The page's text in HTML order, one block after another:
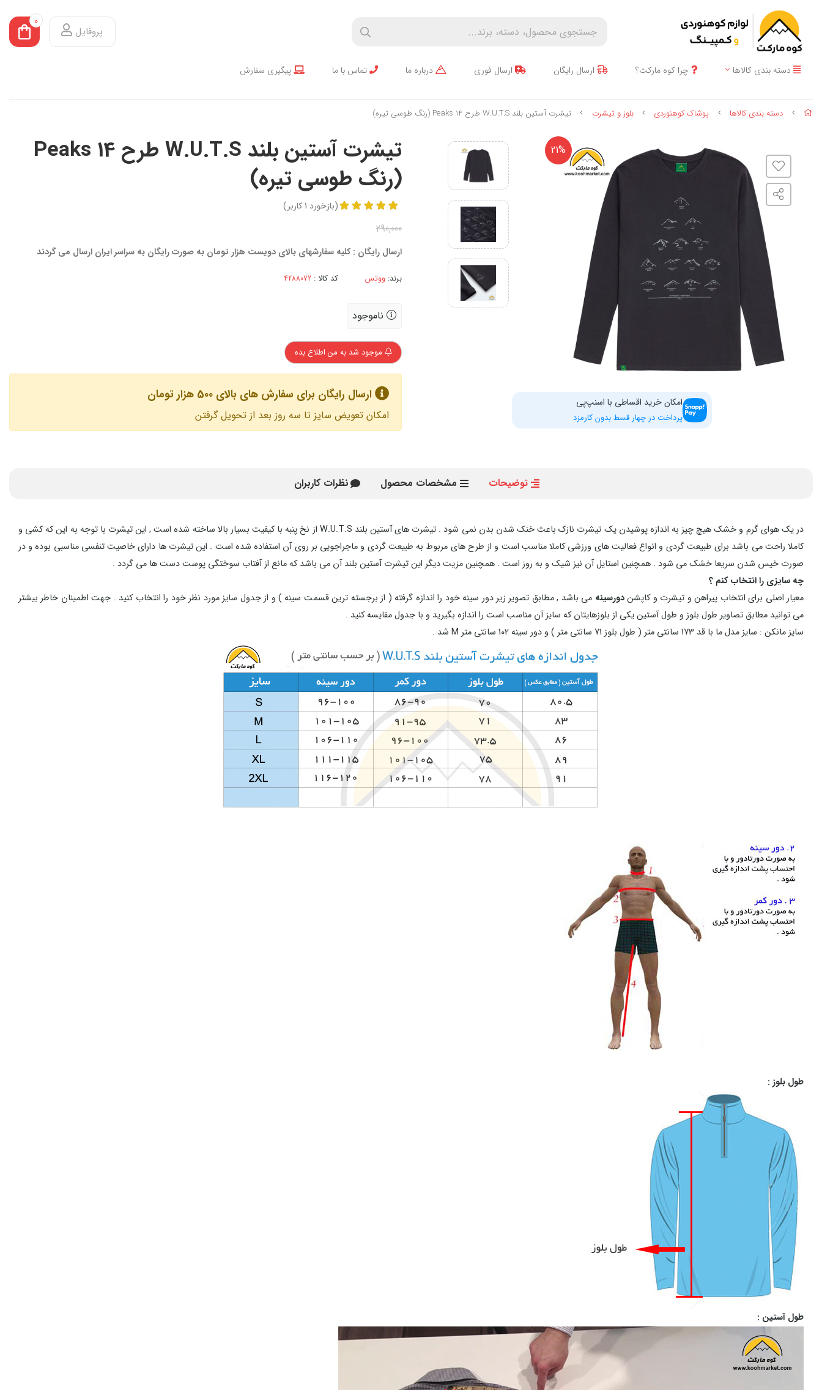
پروفایل
0
دسته بندی کالاها چرا کوه مارکت؟ ارسال رایگان ارسال فوری درباره ما تماس با ما پیگیری سفارش
دسته بندی کالاها پوشاک کوهنوردی بلوز و تیشرت تیشرت آستین بلند W.U.T.S طرح 14 Peaks (رنگ طوسی تیره)
21%
امکان خرید اقساطی با اسنپ‌پی
پرداخت در چهار قسط بدون کارمزد
تیشرت آستین بلند W.U.T.S طرح 14 Peaks
(رنگ طوسی تیره)
(بازخورد کاربر)
290,000
ارسال رایگان : کلیه سفارشهای بالای دویست هزار تومان به صورت رایگان به سراسر ایران ارسال می گردند
برند: ووتس کد کالا :
ناموجود
موجود شد به من اطلاع بده
ارسال رایگان برای سفارش های بالای 500 هزار تومان
امکان تعویض سایز تا سه روز بعد از تحویل گرفتن
توضیحات مشخصات محصول نظرات کاربران
در یک هوای گرم و خشک هیچ چیز به اندازه پوشیدن یک تیشرت نازک باعث خنک شدن بدن نمی شود . تیشرت های آستین بلند W.U.T.S از نخ پنبه با کیفیت بسیار بالا ساخته شده است , این تیشرت با توجه به این که کشی و
کاملا راحت می باشد برای طبیعت گردی و انواع فعالیت های ورزشی کاملا مناسب است و از طرح های مربوط به طبیعت گردی و ماجراجویی بر روی آن استفاده شده است . این تیشرت ها دارای خاصیت تنفسی مناسبی بوده و در
صورت خیس شدن سریعا خشک می شود . همچنین استایل آن نیز شیک و به روز است . همچنین مزیت دیگر این تیشرت آستین بلند آن می باشد که مانع از آفتاب سوختگی پوست دست ها می گردد .
چه سایزی را انتخاب کنم ؟
معیار اصلی برای انتخاب پیراهن و تیشرت و کاپشندورسینه می باشد , مطابق تصویر زیر دور سینه خود را اندازه گرفته ( از برجسته ترین قسمت سینه ) و از جدول سایز مورد نظر خود را انتخاب کنید . جهت اطمینان خاطر بیشتر
می توانید مطابق تصاویر طول بلوز و طول آستین یکی از بلوزهایتان که سایز آن مناسب است را اندازه بگیرید و با جدول مقایسه کنید .
سایز مانکن : سایز مدل ما با قد 173 سانتی متر ( طول بلوز 71 سانتی متر ) و دور سینه 102 سانتی متر M شد .
طول بلوز :
طول آستین :